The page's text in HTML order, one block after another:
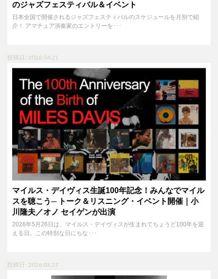
のジャズフェスティバル＆イベント
日本全国で開催されるジャズフェスティバルのスケジュールを月別で紹
介！ アマチュア演奏家のエントリーを･･･
投稿日 : 2026.04.21
マイルス・デイヴィス生誕100年記念！みんなでマイル
スを聴こう─ トーク＆リスニング・イベント開催｜小
川隆夫／オノ セイゲンが出演
2026年5月26日は、マイルス・デイヴィスが生まれてちょうど100年を迎
える日。この特別な日にちな･･･
投稿日 : 2026.03.27